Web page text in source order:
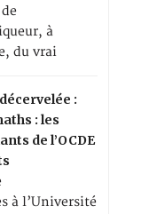
à
du vrai
:
: les
de l’OCDE
à l’Université